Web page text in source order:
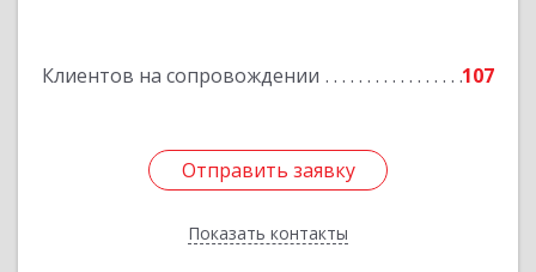
Клиентов на сопровождении 107
Отправить заявку
Показать контакты
Отправить заявку
Назад